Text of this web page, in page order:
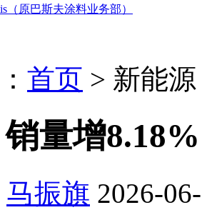
首页 > 新能源
量增
马振旗 2026-